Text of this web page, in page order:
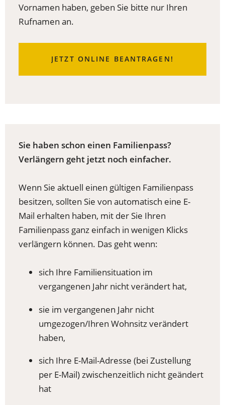
Vornamen haben, geben Sie bitte nur Ihren
Rufnamen an.
JETZT ONLINE BEANTRAGEN!
(ÖFFNET
Sie haben schon einen Familienpass?
Verlängern geht jetzt noch einfacher.
Wenn Sie aktuell einen gültigen Familienpass
besitzen, sollten Sie von automatisch eine E-
Mail erhalten haben, mit der Sie Ihren
Familienpass ganz einfach in wenigen Klicks
verlängern können. Das geht wenn:
sich Ihre Familiensituation im
vergangenen Jahr nicht verändert hat,
sie im vergangenen Jahr nicht
umgezogen/Ihren Wohnsitz verändert
haben,
sich Ihre E-Mail-Adresse (bei Zustellung
per E-Mail) zwischenzeitlich nicht geändert
hat